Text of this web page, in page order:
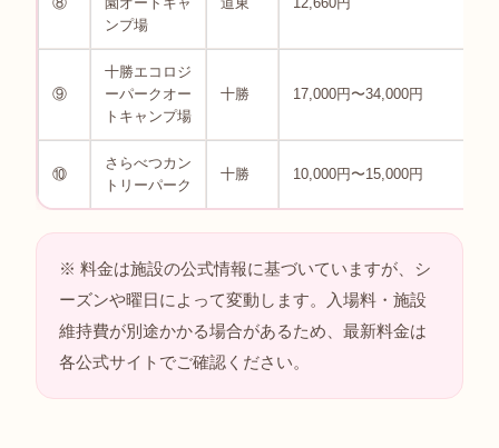
ンプ場
⑨
十勝エコロジ
ーパークオー
トキャンプ場
十勝 17,000円〜34,000円
⑩
さらべつカン
トリーパーク
十勝 10,000円〜15,000円
※ 料金は施設の公式情報に基づいていますが、シ
ーズンや曜日によって変動します。入場料・施設
維持費が別途かかる場合があるため、最新料金は
各公式サイトでご確認ください。